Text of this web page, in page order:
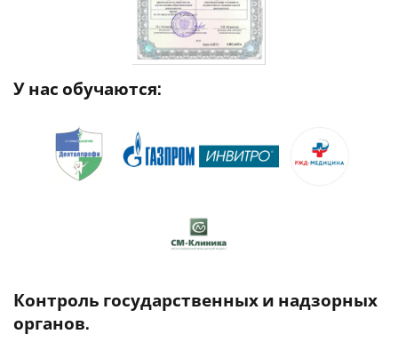
У нас обучаются:
Контроль государственных и надзорных
органов.